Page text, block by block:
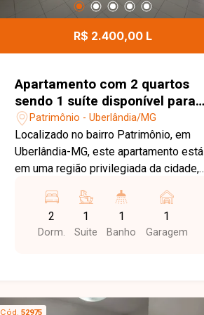
de lazer para toda a família. Uma
um condomínio completo, em uma
Uberlândia. Entre em contato e agende
sua visita!
R$ 2.400,00 L
Apartamento com 2 quartos
sendo 1 suíte disponível para
locação no bairro Patrimônio
em Uberlândia-MG
Patrimônio - Uberlândia/MG
Localizado no bairro Patrimônio, em
Uberlândia-MG, este apartamento está
em uma região privilegiada da cidade,
acesso às principais vias e
proximidade com supermercados,
escolas, farmácias, restaurantes,
possui aproximadamente 118 m² de
2
Dorm.
1
Suite
1
Banho
1
Garagem
Cód. 52975